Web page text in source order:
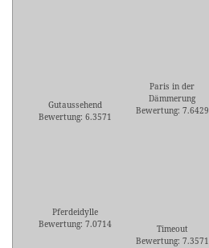
Gutaussehend
Bewertung: 6.3571
Paris in der
Dämmerung
Bewertung: 7.6429
Pferdeidylle
Bewertung: 7.0714
Timeout
Bewertung: 7.3571